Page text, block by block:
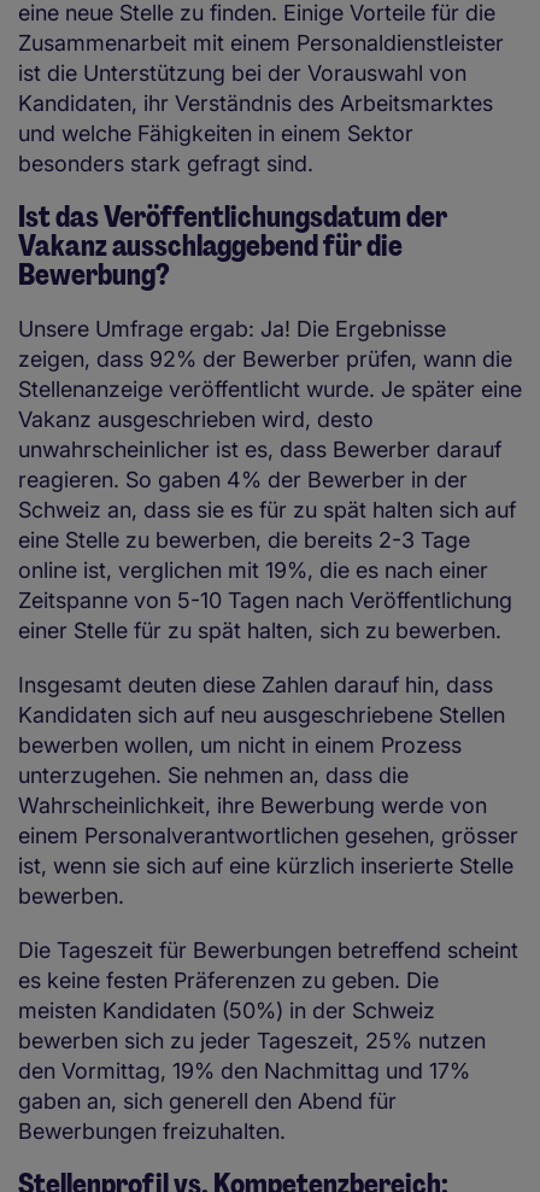
eine neue Stelle zu finden. Einige Vorteile für die
Zusammenarbeit mit einem Personaldienstleister
ist die Unterstützung bei der Vorauswahl von
Kandidaten, ihr Verständnis des Arbeitsmarktes
und welche Fähigkeiten in einem Sektor
besonders stark gefragt sind.
Ist das Veröffentlichungsdatum der
Vakanz ausschlaggebend für die
Bewerbung?
Unsere Umfrage ergab: Ja! Die Ergebnisse
zeigen, dass 92% der Bewerber prüfen, wann die
Stellenanzeige veröffentlicht wurde. Je später eine
Vakanz ausgeschrieben wird, desto
unwahrscheinlicher ist es, dass Bewerber darauf
reagieren. So gaben 4% der Bewerber in der
Schweiz an, dass sie es für zu spät halten sich auf
eine Stelle zu bewerben, die bereits 2-3 Tage
online ist, verglichen mit 19%, die es nach einer
Zeitspanne von 5-10 Tagen nach Veröffentlichung
einer Stelle für zu spät halten, sich zu bewerben.
Insgesamt deuten diese Zahlen darauf hin, dass
Kandidaten sich auf neu ausgeschriebene Stellen
bewerben wollen, um nicht in einem Prozess
unterzugehen. Sie nehmen an, dass die
Wahrscheinlichkeit, ihre Bewerbung werde von
einem Personalverantwortlichen gesehen, grösser
ist, wenn sie sich auf eine kürzlich inserierte Stelle
bewerben.
Die Tageszeit für Bewerbungen betreffend scheint
es keine festen Präferenzen zu geben. Die
meisten Kandidaten (50%) in der Schweiz
bewerben sich zu jeder Tageszeit, 25% nutzen
den Vormittag, 19% den Nachmittag und 17%
gaben an, sich generell den Abend für
Bewerbungen freizuhalten.
Stellenprofil vs. Kompetenzbereich: